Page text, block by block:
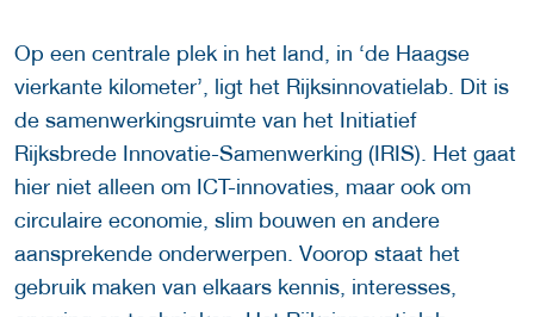
Op een centrale plek in het land, in ‘de Haagse
vierkante kilometer’, ligt het Rijksinnovatielab. Dit is
de samenwerkingsruimte van het Initiatief
Rijksbrede Innovatie-Samenwerking (IRIS). Het gaat
hier niet alleen om ICT-innovaties, maar ook om
circulaire economie, slim bouwen en andere
aansprekende onderwerpen. Voorop staat het
gebruik maken van elkaars kennis, interesses,